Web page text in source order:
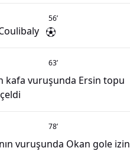
56’
63’
kafa vuruşunda Ersin topu
78’
vuruşunda Okan gole izin